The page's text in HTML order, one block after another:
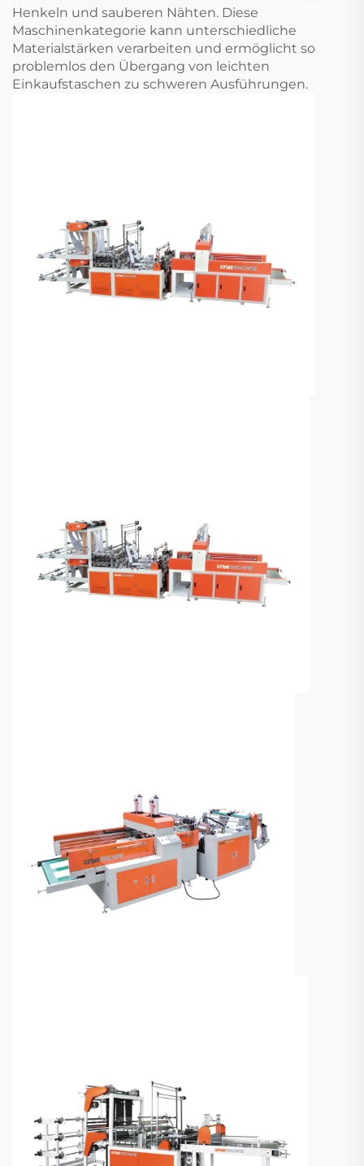
Henkeln und sauberen Nähten. Diese
Maschinenkategorie kann unterschiedliche
Materialstärken verarbeiten und ermöglicht so
problemlos den Übergang von leichten
Einkaufstaschen zu schweren Ausführungen.